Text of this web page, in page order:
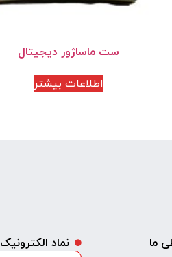
ست ماساژور دیجیتال
اطلاعات بیشتر
ما
نماد الکترونیک